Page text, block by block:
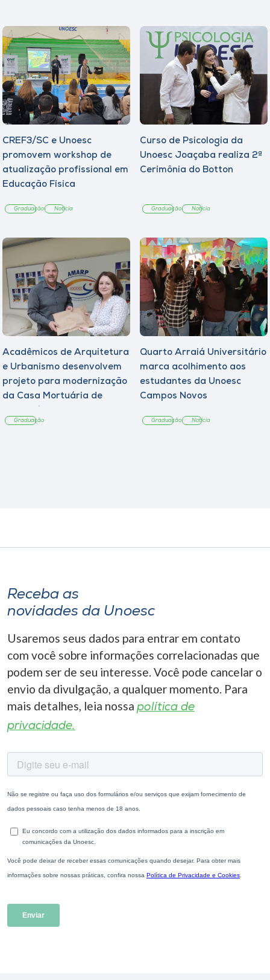
CREF3/SC e Unoesc
promovem workshop de
atualização profissional em
Educação Física
Graduação Notícia
Curso de Psicologia da
Unoesc Joaçaba realiza 2ª
Cerimônia do Botton
Graduação Notícia
Acadêmicos de Arquitetura
e Urbanismo desenvolvem
projeto para modernização
da Casa Mortuária de
Graduação
Quarto Arraiá Universitário
marca acolhimento aos
estudantes da Unoesc
Campos Novos
Graduação Notícia
Receba as
novidades da Unoesc
Usaremos seus dados para entrar em contato
com você sobre informações correlacionadas que
podem ser de seu interesse. Você pode cancelar o
envio da divulgação, a qualquer momento. Para
mais detalhes, leia nossa política de
privacidade.